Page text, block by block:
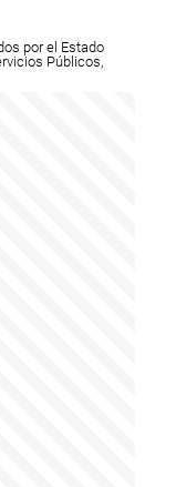
por el Estado
Públicos,